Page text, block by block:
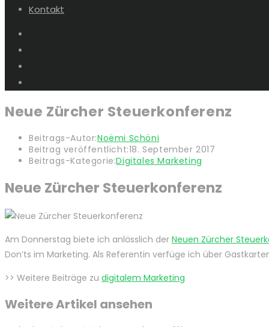
Kontakt
Neue Zürcher Steuerkonferenz
Beitrags-Autor:Noëmi Schöni
Beitrag veröffentlicht:18. September 2017
Beitrags-Kategorie:Digitales Marketing
Neue Zürcher Steuerkonferenz
Am Donnerstag biete ich anlässlich der Neuen Zürcher
Don’ts im Marketing. Als Referentin verfüge ich über
>> Weitere Beiträge zu digitalem Marketing
Weitere Artikel ansehen